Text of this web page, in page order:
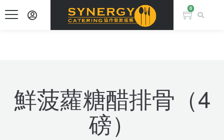
0
鮮菠蘿糖醋排骨（4
磅）